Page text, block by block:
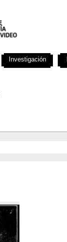
Investigación